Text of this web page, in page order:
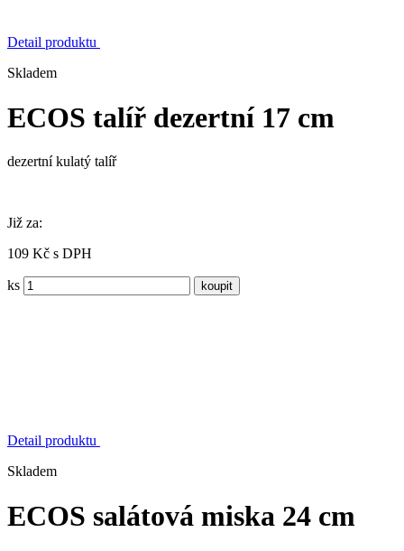
Detail produktu
Skladem
ECOS talíř dezertní 17 cm
dezertní kulatý talíř
Již za:
109 Kč s DPH
ks
Detail produktu
Skladem
ECOS salátová miska 24 cm